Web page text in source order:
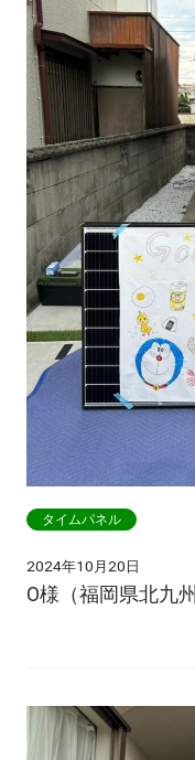
タイムパネル
2024年10月20日
O様（福岡県北九